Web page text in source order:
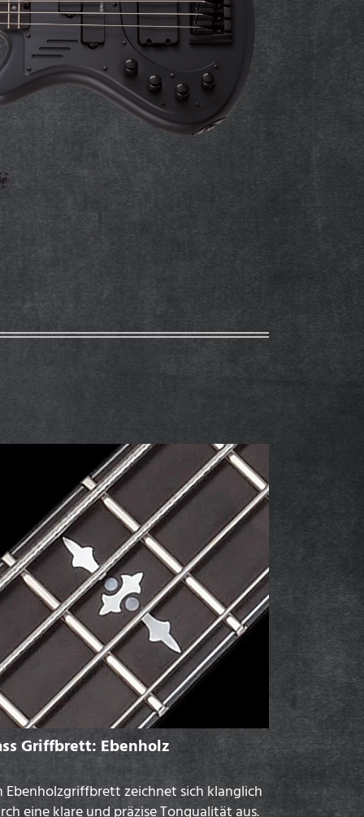
Griffbrett: Ebenholz
Ebenholzgriffbrett zeichnet sich klanglich
eine klare und präzise Tonqualität aus.